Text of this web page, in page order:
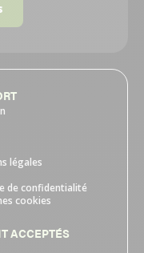
légales
de confidentialité
cookies
ACCEPTÉS